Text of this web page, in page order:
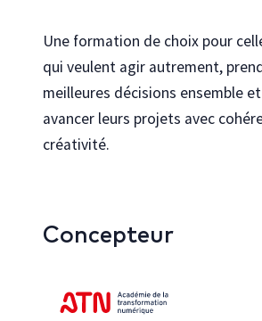
Une formation de choix pour
qui veulent agir autrement,
meilleures décisions ensemble
avancer leurs projets avec
créativité.
Concepteur